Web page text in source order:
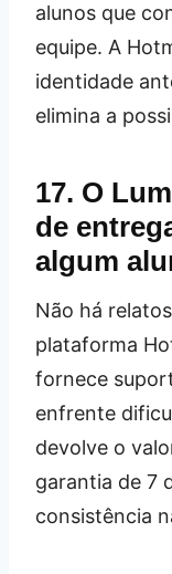
alunos que
equipe. A
identidade
elimina a
17. O
de
algum
Não há
plataforma
fornece
enfrente
devolve o
garantia de 7
consistência